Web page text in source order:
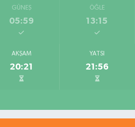
GÜNEŞ
05:59
ÖĞLE
13:15
AKŞAM
20:21
YATSI
21:56